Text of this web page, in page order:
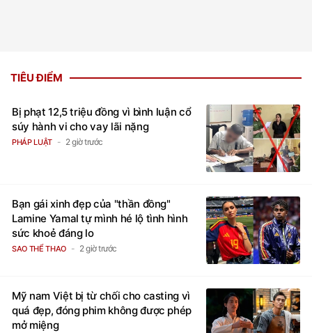
TIÊU ĐIỂM
Bị phạt 12,5 triệu đồng vì bình luận cổ
súy hành vi cho vay lãi nặng
PHÁP LUẬT 2 giờ trước
Bạn gái xinh đẹp của "thần đồng"
Lamine Yamal tự mình hé lộ tình hình
sức khoẻ đáng lo
SAO THỂ THAO 2 giờ trước
Mỹ nam Việt bị từ chối cho casting vì
quá đẹp, đóng phim không được phép
mở miệng